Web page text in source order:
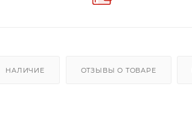
НАЛИЧИЕ ОТЗЫВЫ О ТОВАРЕ